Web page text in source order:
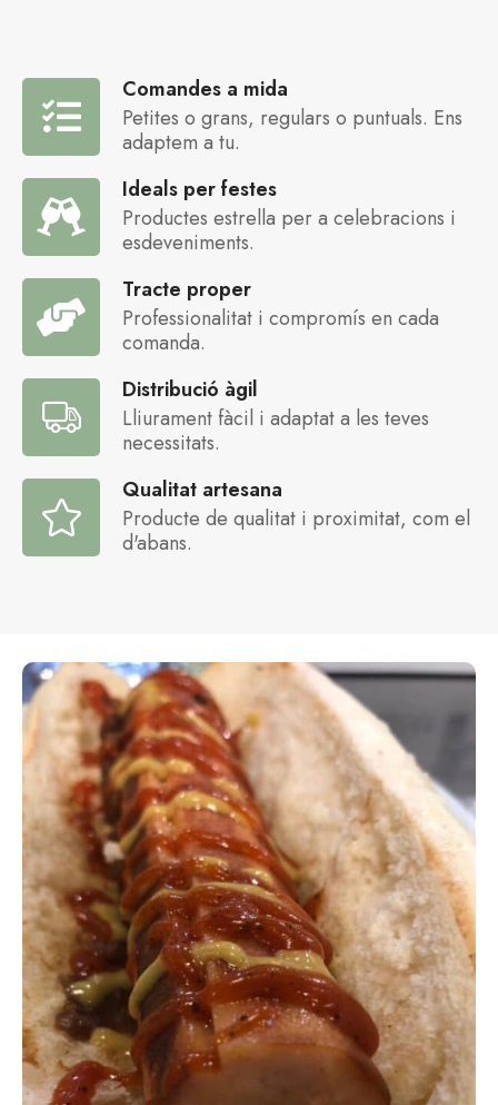
Comandes a mida
Petites o grans, regulars o puntuals. Ens
adaptem a tu.
Ideals per festes
Productes estrella per a celebracions i
esdeveniments.
Tracte proper
Professionalitat i compromís en cada
comanda.
Distribució àgil
Lliurament fàcil i adaptat a les teves
necessitats.
Qualitat artesana
Producte de qualitat i proximitat, com el
d'abans.